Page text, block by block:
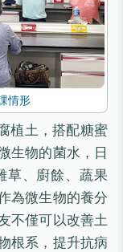
情形
植土，搭配糖蜜
生物的菌水，日
草、廚餘、蔬果
為微生物的養分
不僅可以改善土
根系，提升抗病